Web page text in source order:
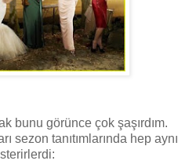
bunu görünce çok şaşırdım.
sezon tanıtımlarında hep aynı